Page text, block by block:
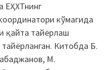
ЕҲХТнинг
кўмагида
қайта тайёрлаш
Китобда Б.
М.